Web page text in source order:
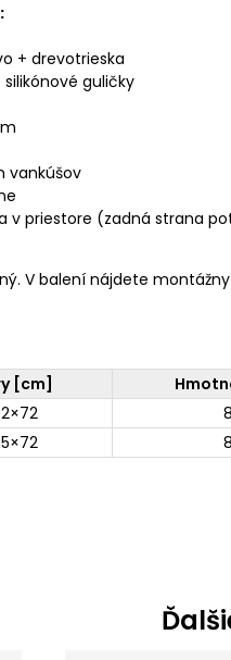
+ drevotrieska
guličky
vankúšov
v priestore (zadná strana
V balení nájdete
[cm]